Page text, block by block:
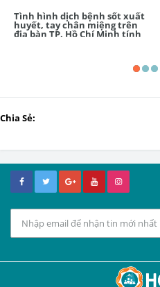
Tình hình dịch bệnh sốt xuất
huyết, tay chân miệng trên
địa bàn TP. Hồ Chí Minh tính
Chia Sẻ: